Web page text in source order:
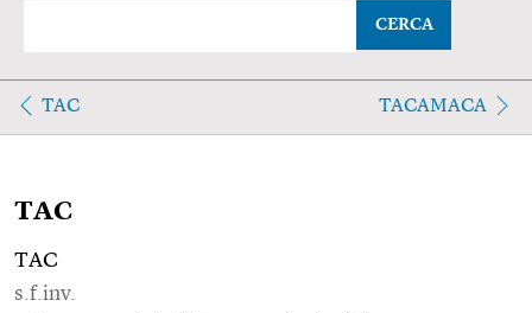
CERCA
TAC TACAMACA
TAC
TAC
s.f.inv.